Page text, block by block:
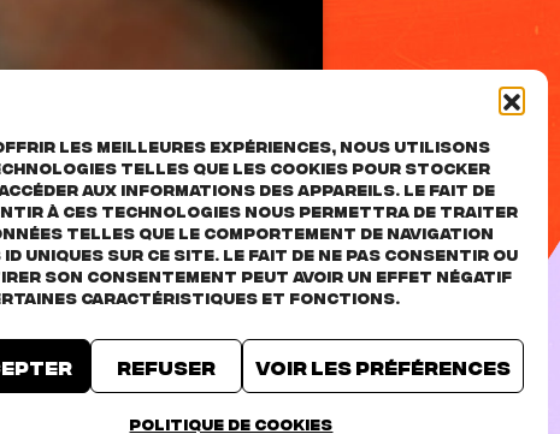
les meilleures expériences, nous utilisons
telles que les cookies pour stocker
aux informations des appareils. Le fait de
à ces technologies nous permettra de traiter
telles que le comportement de navigation
ID uniques sur ce site. Le fait de ne pas consentir ou
son consentement peut avoir un effet négatif
caractéristiques et fonctions.
Refuser Voir les préférences
Politique de cookies
TICKETS